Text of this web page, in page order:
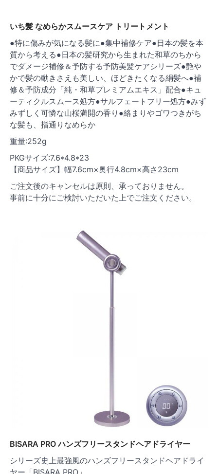
ン
いち髪 なめらかスムースケア トリートメント
●特に傷みが気になる髪に●集中補修ケア●日本の髪を本
質から考える●日本の髪研究から生まれた和草のちから
でダメージ補修＆予防する予防美髪ケアシリーズ●艶や
かで髪の動きさえも美しい、ほどきたくなる絹髪へ●補
修＆予防成分「純・和草プレミアムエキス」配合●キュ
ーティクルスムース処方●サルフェートフリー処方●みず
みずしく可憐な山桜満開の香り●絡まりやゴワつきがち
な髪も、指通りなめらか
重量:252g
PKGサイズ:7.6*4.8*23
【商品サイズ】幅7.6cm×奥行4.8cm×高さ23cm
ご注文後のキャンセルは原則、承っておりません。
事前に十分にご検討いただいた上でご注文ください。
BISARA PRO ハンズフリースタンドヘアドライヤー
シリーズ史上最強風のハンズフリースタンドヘアドライ